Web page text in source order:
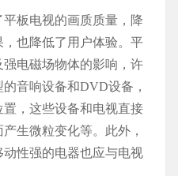
板电视的画质质量，降
也降低了用户体验。平
电磁场物体的影响，许
音响设备和DVD设备，
，这些设备和电视直接
生微粒变化等。此外，
性强的电器也应与电视